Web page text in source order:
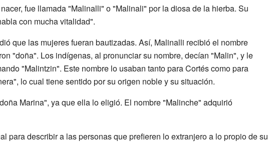
fue llamada "Malinalli" o "Malinali" por la diosa de la hierba. Su
con mucha vitalidad".
que las mujeres fueran bautizadas. Así, Malinalli recibió el nombre
"doña". Los indígenas, al pronunciar su nombre, decían "Malin", y le
"Malintzin". Este nombre lo usaban tanto para Cortés como para
lo cual tiene sentido por su origen noble y su situación.
Marina", ya que ella lo eligió. El nombre "Malinche" adquirió
para describir a las personas que prefieren lo extranjero a lo propio de su